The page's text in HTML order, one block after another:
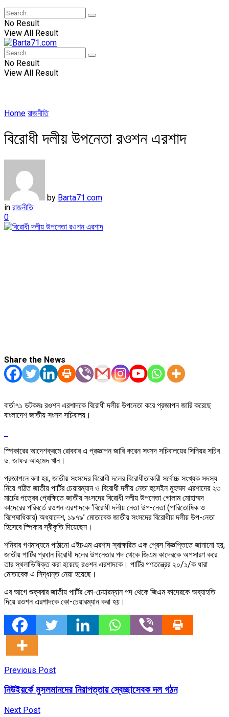
No Result
View All Result
No Result
View All Result
Home রাজনীতি
বিরোধী দলীয় উপনেতা রওশন এরশাদ
by Barta71.com
in রাজনীতি
0
Share the News
বার্তা৭১ ডটকমঃ রওশন এরশাদকে বিরোধী দলীয় উপনেতা করে প্রজ্ঞাপন জারি করেছে
বাংলাদেশ জাতীয় সংসদ সচিবালয়।
স্পিকারের আদেশক্রমে রোববার এ প্রজ্ঞাপন জারি করেন সংসদ সচিবালয়ের সিনিয়র সচিব
ড. জাফর আহমেদ খান।
প্রজ্ঞাপনে বলা হয়, জাতীয় সংসদের বিরোধী দলের বিরোধীতাকারী সর্বোচ্চ সংখ্যক সদস্য
নিয়ে গঠিত জাতীয় পার্টির চেয়ারম্যান ও বিরোধী দলীয় নেতা হুসেইন মুহম্মদ এরশাদের ২৩
মার্চের পত্রের প্রেক্ষিতে জাতীয় সংসদের বিরোধী দলীয় উপনেতা গোলাম মোহাম্মদ
কাদেরের পরিবর্তে রওশন এরশাদকে ‘বিরোধী দলীয় নেতা উপ-নেতা (পারিতোষিক ও
বিশেষাধিকার) অধ্যাদেশ, ১৯৭৯’ মোতাবেক জাতীয় সংসদের বিরোধীয় দলীয় উপ-নেতা
হিসেবে স্পিকার স্বীকৃতি দিয়েছেন।
শনিবার গণমাধ্যমে পাঠানো এইচএম এরশাদ স্বাক্ষরিত এক প্রেস বিজ্ঞপ্তিতে জানানো হয়,
জাতীয় পার্টির প্রধান বিরোধী দলের উপনেতার পদ থেকে জিএম কাদেরকে অপসারণ করে
তার স্থলাভিষিক্ত করা হয়েছে রওশন এরশাদকে। পার্টির গণতন্ত্রের ২০/১/ক ধারা
মোতাবেক এ সিদ্ধান্ত নেয়া হয়েছে।
এর আগে শুক্রবার জাতীয় পার্টির কো-চেয়ারম্যান পদ থেকে জিএম কাদেরকে অব্যাহতি
দিয়ে রওশন এরশাদকে কো-চেয়ারম্যান করা হয়।
Previous Post
নিউইয়র্কে মুসলমানদের নিরাপত্তায় স্বেচ্ছাসেবক দল গঠন
Next Post